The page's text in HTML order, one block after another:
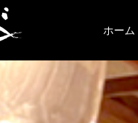
海鮮
居酒
おさ
テ
ホーム